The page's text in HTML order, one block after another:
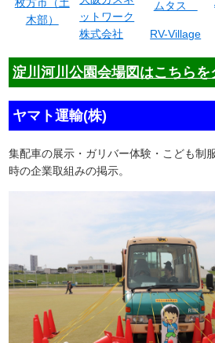
木部）
ットワーク
株式会社
ムタス
RV-Village
淀川河川公園会場図はこちらを
ヤマト運輸(株)
集配車の展示・ガリバー体験・こども制
時の企業取組みの掲示。